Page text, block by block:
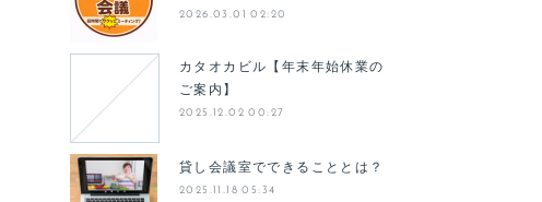
2026.03.01 02:20
カタオカビル【年末年始休業の
ご案内】
2025.12.02 00:27
貸し会議室でできることとは？
2025.11.18 05:34